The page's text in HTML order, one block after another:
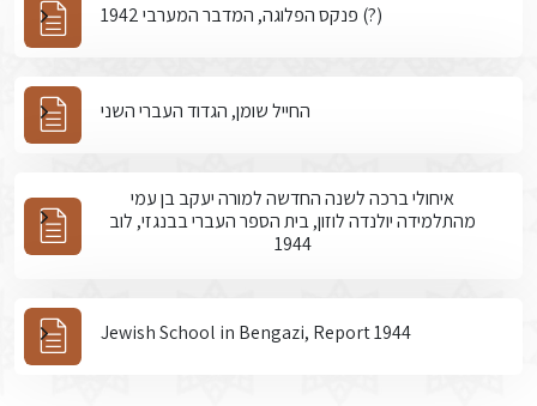
פנקס הפלוגה, המדבר המערבי 1942 (?)
החייל שומן, הגדוד העברי השני
איחולי ברכה לשנה החדשה למורה יעקב בן עמי
מהתלמידה יולנדה לוזון, בית הספר העברי בבנגזי, לוב
1944
Jewish School in Bengazi, Report 1944